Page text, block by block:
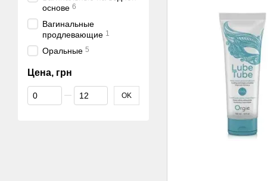
основе 6
Вагинальные
продлевающие 1
Оральные 5
Цена, грн
От Цена, грн
До Цена, грн OK